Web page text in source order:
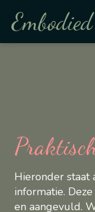
Hieronder staat
informatie.
en aangevuld.